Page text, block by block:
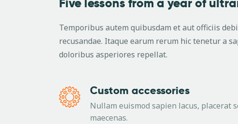
Five lessons from a year of
Temporibus autem quibusdam et aut officiis
recusandae. Itaque earum rerum hic tenetur a
doloribus asperiores repellat.
Custom accessories
Nullam euismod sapien lacus, placerat
maecenas.